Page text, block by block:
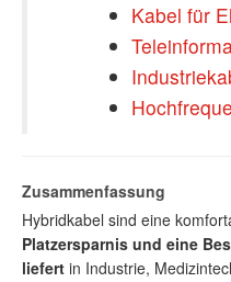
Kabel für
Zusammenfassung
Hybridkabel sind eine
Platzersparnis und eine
liefert in Industrie,